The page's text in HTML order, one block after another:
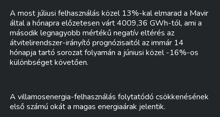
A most júliusi felhasználás közel 13%-kal elmarad a Mavir
által a hónapra előzetesen várt 4009,36 GWh-tól, ami a
második legnagyobb mértékű negatív eltérés az
átvitelirendszer-irányító prognózisaitól az immár 14
hónapja tartó sorozat folyamán a júniusi közel -16%-os
különbséget követően.
A villamosenergia-felhasználás folytatódó csökkenésének
első számú okát a magas energiaárak jelentik.